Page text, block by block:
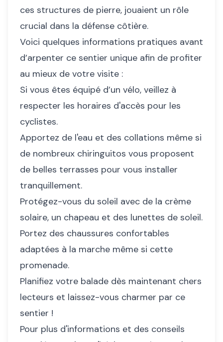
ces structures de pierre, jouaient un rôle
crucial dans la défense côtière.
Voici quelques informations pratiques avant
d’arpenter ce sentier unique afin de profiter
au mieux de votre visite :
Si vous êtes équipé d’un vélo, veillez à
respecter les horaires d'accès pour les
cyclistes.
Apportez de l'eau et des collations même si
de nombreux chiringuitos vous proposent
de belles terrasses pour vous installer
tranquillement.
Protégez-vous du soleil avec de la crème
solaire, un chapeau et des lunettes de soleil.
Portez des chaussures confortables
adaptées à la marche même si cette
promenade.
Planifiez votre balade dès maintenant chers
lecteurs et laissez-vous charmer par ce
sentier !
Pour plus d'informations et des conseils